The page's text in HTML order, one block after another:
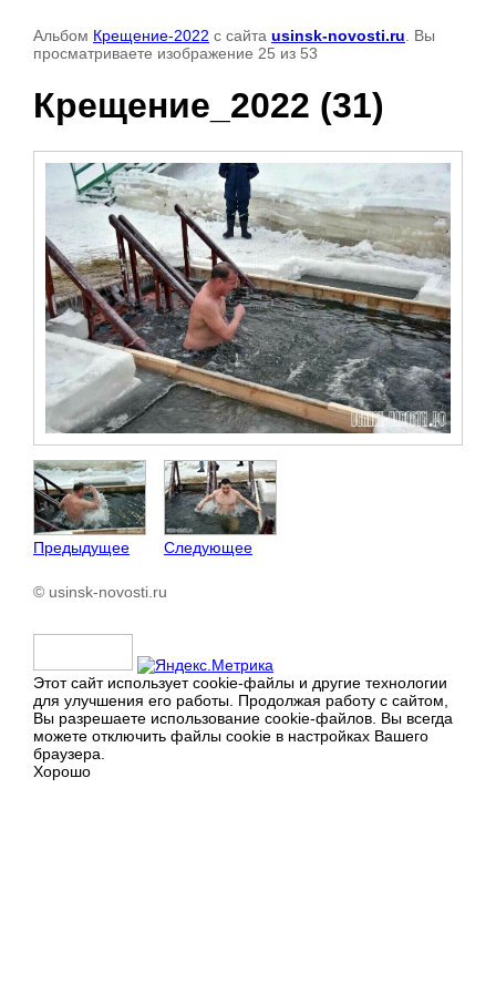
Альбом Крещение-2022 с сайта usinsk-novosti.ru . Вы
просматриваете изображение 25 из 53
Крещение_2022 (31)
Предыдущее Следующее
© usinsk-novosti.ru
Этот сайт использует cookie-файлы и другие технологии
для улучшения его работы. Продолжая работу с сайтом,
Вы разрешаете использование cookie-файлов. Вы всегда
можете отключить файлы cookie в настройках Вашего
браузера.
Хорошо